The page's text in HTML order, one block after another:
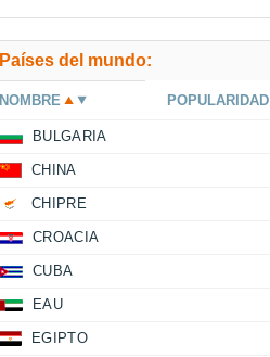
Países del mundo:
NOMBRE POPULARIDAD
BULGARIA
CHINA
CHIPRE
CROACIA
CUBA
EAU
EGIPTO